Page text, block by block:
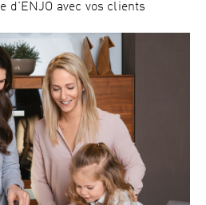
d'ENJO avec vos clients